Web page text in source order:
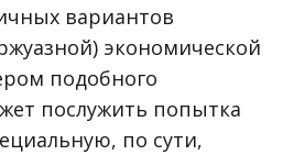
вариантов
экономической
подобного
послужить попытка
по сути,